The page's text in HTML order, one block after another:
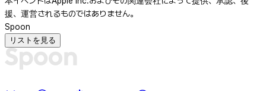
援、運営されるものではありません。
Spoon
リストを見る